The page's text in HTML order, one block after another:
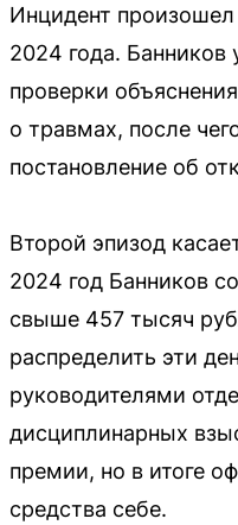
Инцидент
2024 года. Банников
проверки
о травмах, после
постановление об
Второй эпизод
2024 год Банников
свыше 457 тысяч
распределить эти
руководителями
дисциплинарных
премии, но в итоге
средства себе.